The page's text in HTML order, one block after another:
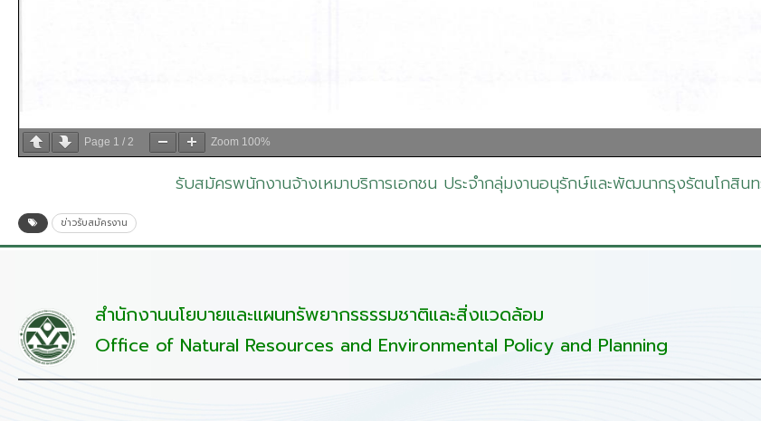
Page 1 / 2 Zoom 100%
รับสมัครพนักงานจ้างเหมาบริการเอกชน ประจำกลุ่มงานอนุรักษ์และพัฒนากรุงรัตนโกสินท
ข่าวรับสมัครงาน
สำนักงานนโยบายและแผนทรัพยากรธรรมชาติและสิ่งแวดล้อม
Office of Natural Resources and Environmental Policy and Planning